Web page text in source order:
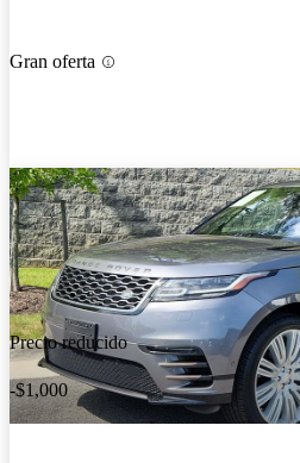
Gran oferta
Precio reducido
-$1,000